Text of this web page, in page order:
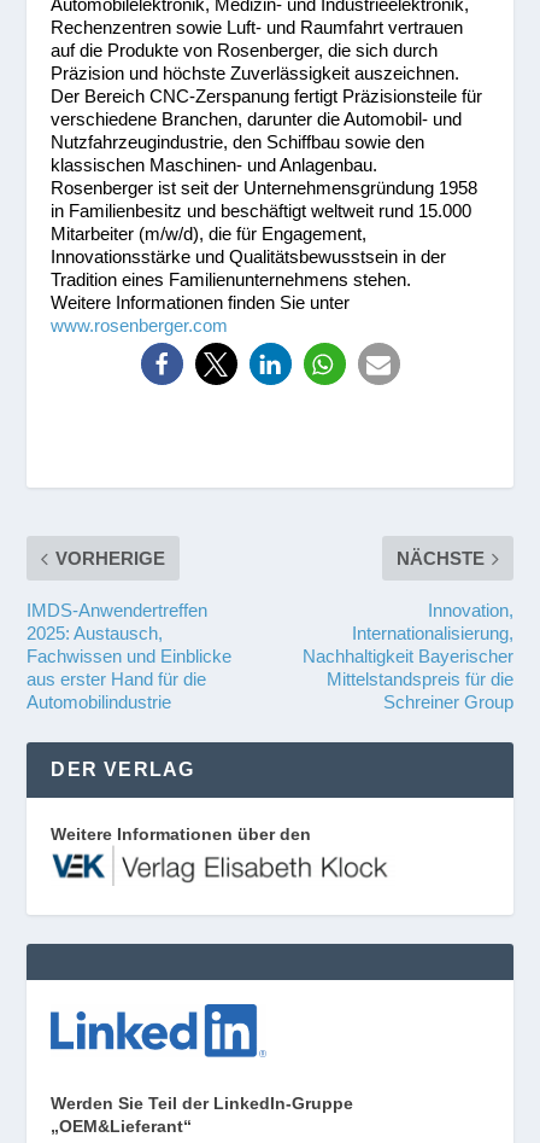
Automobilelektronik, Medizin- und Industrieelektronik,
Rechenzentren sowie Luft- und Raumfahrt vertrauen
auf die Produkte von Rosenberger, die sich durch
Präzision und höchste Zuverlässigkeit auszeichnen.
Der Bereich CNC-Zerspanung fertigt Präzisionsteile für
verschiedene Branchen, darunter die Automobil- und
Nutzfahrzeugindustrie, den Schiffbau sowie den
klassischen Maschinen- und Anlagenbau.
Rosenberger ist seit der Unternehmensgründung 1958
in Familienbesitz und beschäftigt weltweit rund 15.000
Mitarbeiter (m/w/d), die für Engagement,
Innovationsstärke und Qualitätsbewusstsein in der
Tradition eines Familienunternehmens stehen.
Weitere Informationen finden Sie unter
www.rosenberger.com
VORHERIGE
IMDS-Anwendertreffen
2025: Austausch,
Fachwissen und Einblicke
aus erster Hand für die
Automobilindustrie
NÄCHSTE
Innovation,
Internationalisierung,
Nachhaltigkeit Bayerischer
Mittelstandspreis für die
Schreiner Group
DER VERLAG
Weitere Informationen über den
Werden Sie Teil der LinkedIn-Gruppe
„OEM&Lieferant“